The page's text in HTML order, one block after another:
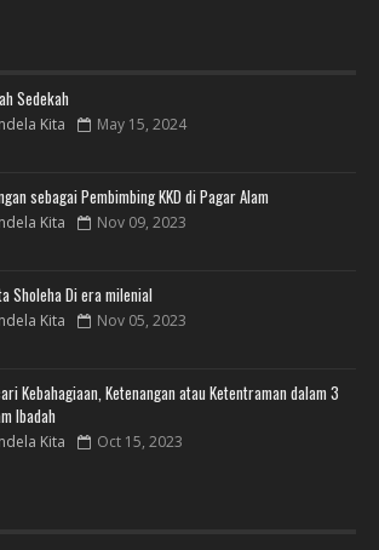
Sedekah
Kita May 15, 2024
sebagai Pembimbing KKD di Pagar Alam
Kita Nov 09, 2023
Sholeha Di era milenial
Kita Nov 05, 2023
Kebahagiaan, Ketenangan atau Ketentraman dalam 3
Ibadah
Kita Oct 15, 2023